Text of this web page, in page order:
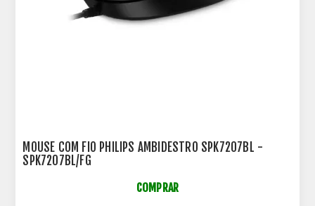
MOUSE COM FIO PHILIPS AMBIDESTRO SPK7207BL -
SPK7207BL/FG
COMPRAR